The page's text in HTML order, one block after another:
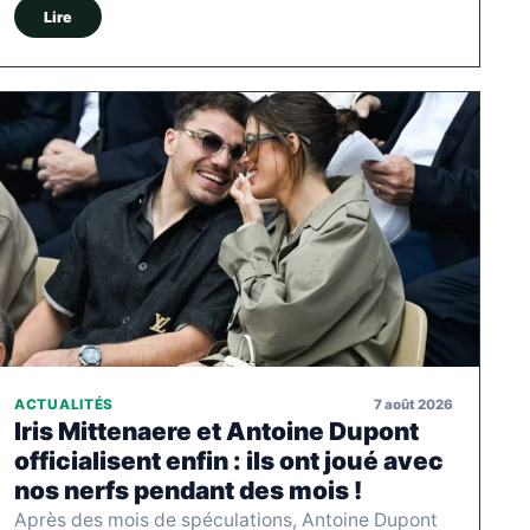
Lire
ACTUALITÉS 7 août 2026
Iris Mittenaere et Antoine Dupont
officialisent enfin : ils ont joué avec
nos nerfs pendant des mois !
Après des mois de spéculations, Antoine Dupont